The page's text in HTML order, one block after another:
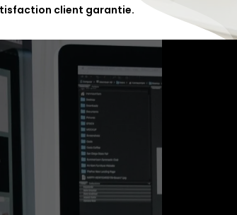
client garantie.